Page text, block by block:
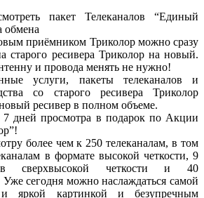
пакет Телеканалов “Единый
обмена
приёмником Триколор можно сразу
старого ресивера Триколор на новый.
и провода менять не нужно!
услуги, пакеты телеканалов и
со старого ресивера Триколор
ресивер в полном объеме.
7 дней просмотра в подарок по Акции
более чем к 250 телеканалам, в том
в формате высокой четкости, 9
в сверхвысокой четкости и 40
сегодня можно наслаждаться самой
и яркой картинкой и безупречным